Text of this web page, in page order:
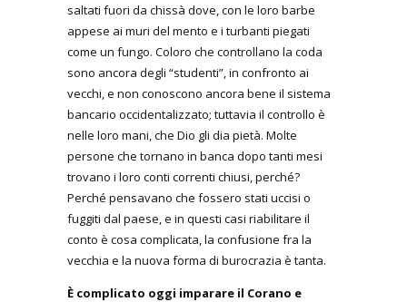
saltati fuori da chissà dove, con le loro barbe
appese ai muri del mento e i turbanti piegati
come un fungo. Coloro che controllano la coda
sono ancora degli “studenti”, in confronto ai
vecchi, e non conoscono ancora bene il sistema
bancario occidentalizzato; tuttavia il controllo è
nelle loro mani, che Dio gli dia pietà. Molte
persone che tornano in banca dopo tanti mesi
trovano i loro conti correnti chiusi, perché?
Perché pensavano che fossero stati uccisi o
fuggiti dal paese, e in questi casi riabilitare il
conto è cosa complicata, la confusione fra la
vecchia e la nuova forma di burocrazia è tanta.
È complicato oggi imparare il Corano e